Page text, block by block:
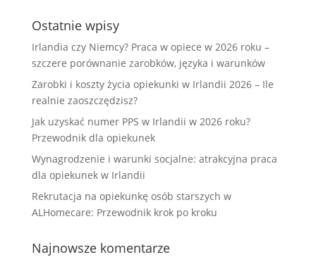
Ostatnie wpisy
Irlandia czy Niemcy? Praca w opiece w 2026 roku –
szczere porównanie zarobków, języka i warunków
Zarobki i koszty życia opiekunki w Irlandii 2026 – Ile
realnie zaoszczędzisz?
Jak uzyskać numer PPS w Irlandii w 2026 roku?
Przewodnik dla opiekunek
Wynagrodzenie i warunki socjalne: atrakcyjna praca
dla opiekunek w Irlandii
Rekrutacja na opiekunkę osób starszych w
ALHomecare: Przewodnik krok po kroku
Najnowsze komentarze